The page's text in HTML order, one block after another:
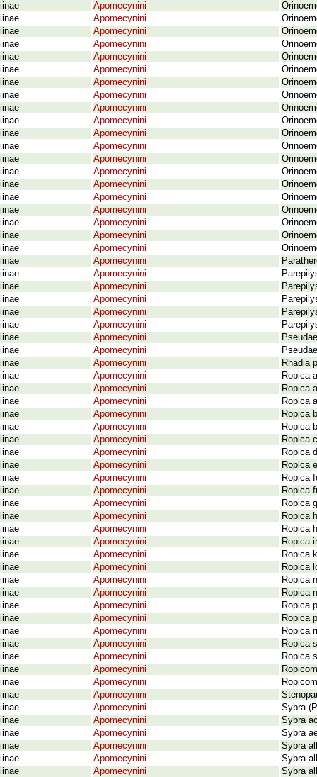
Apomecynini
Apomecynini
Apomecynini
Apomecynini
Apomecynini
Apomecynini
Apomecynini
Apomecynini
Apomecynini
Apomecynini
Apomecynini
Apomecynini
Apomecynini
Apomecynini
Apomecynini
Apomecynini
Apomecynini
Apomecynini
Apomecynini
Apomecynini
Apomecynini
Apomecynini
Apomecynini
Apomecynini
Apomecynini
Apomecynini
Apomecynini
Apomecynini
Apomecynini
Rhadia
Apomecynini
Ropica
Apomecynini
Ropica
Apomecynini
Ropica
Apomecynini
Ropica
Apomecynini
Ropica
Apomecynini
Ropica
Apomecynini
Ropica
Apomecynini
Ropica
Apomecynini
Ropica
Apomecynini
Ropica
Apomecynini
Ropica
Apomecynini
Ropica
Apomecynini
Ropica
Apomecynini
Ropica
Apomecynini
Ropica
Apomecynini
Ropica
Apomecynini
Ropica
Apomecynini
Ropica
Apomecynini
Ropica
Apomecynini
Ropica
Apomecynini
Ropica
Apomecynini
Ropica
Apomecynini
Ropica
Apomecynini
Apomecynini
Apomecynini
Apomecynini
Sybra
Apomecynini
Sybra
Apomecynini
Sybra
Apomecynini
Sybra
Apomecynini
Sybra
Apomecynini
Sybra